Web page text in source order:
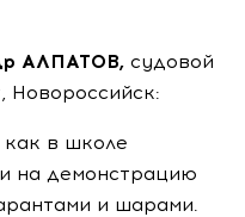
АЛПАТОВ, судовой
Новороссийск:
в школе
на демонстрацию
и шарами.